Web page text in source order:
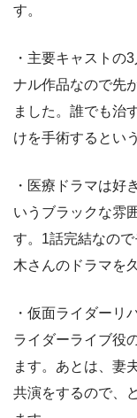
す。
・主要キャストの
ナル作品なので先
ました。誰でも治
けを手術するとい
・医療ドラマは好
いうブラックな雰
す。1話完結なの
木さんのドラマを
・仮面ライダーリ
ライダーライブ役
ます。あとは、妻
共演をするので、